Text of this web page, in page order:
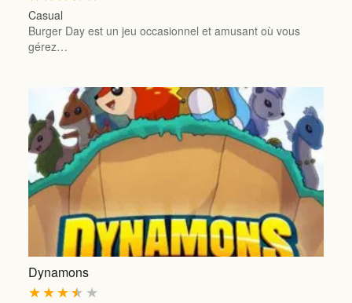
Casual
Burger Day est un jeu occasionnel et amusant où vous
gérez…
Dynamons
★
★
★
★
★